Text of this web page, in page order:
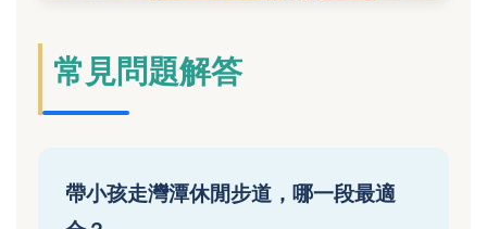
常見問題解答
帶小孩走灣潭休閒步道，哪一段最適